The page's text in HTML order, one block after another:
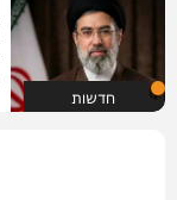
חדשות